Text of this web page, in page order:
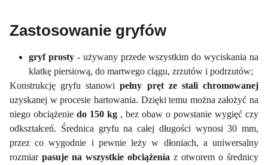
Zastosowanie gryfów
gryf prosty - używany przede wszystkim do wyciskania na
klatkę piersiową, do martwego ciągu, zrzutów i podrzutów;
Konstrukcję gryfu stanowipełny pręt ze stali chromowanej
uzyskanej w procesie hartowania. Dzięki temu można założyć na
niego obciążenie do 150 kg , bez obaw o powstanie wygięć czy
odkształceń. Średnica gryfu na całej długości wynosi 30 mm,
przez co wygodnie i pewnie leży w dłoniach, a uniwersalny
rozmiar pasuje na wszystkie obciążenia z otworem o średnicy